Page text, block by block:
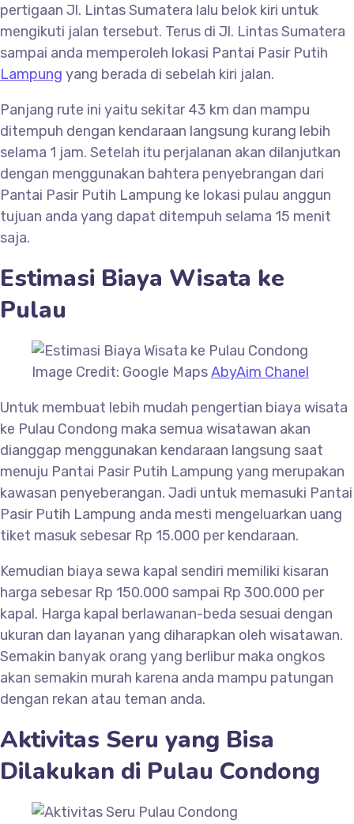
pertigaan Jl. Lintas Sumatera lalu belok kiri untuk
mengikuti jalan tersebut. Terus di Jl. Lintas Sumatera
sampai anda memperoleh lokasi Pantai Pasir Putih
Lampung yang berada di sebelah kiri jalan.
Panjang rute ini yaitu sekitar 43 km dan mampu
ditempuh dengan kendaraan langsung kurang lebih
selama 1 jam. Setelah itu perjalanan akan dilanjutkan
dengan menggunakan bahtera penyebrangan dari
Pantai Pasir Putih Lampung ke lokasi pulau anggun
tujuan anda yang dapat ditempuh selama 15 menit
saja.
Estimasi Biaya Wisata ke
Pulau
Image Credit: Google MapsAbyAim Chanel
Untuk membuat lebih mudah pengertian biaya wisata
ke Pulau Condong maka semua wisatawan akan
dianggap menggunakan kendaraan langsung saat
menuju Pantai Pasir Putih Lampung yang merupakan
kawasan penyeberangan. Jadi untuk memasuki Pantai
Pasir Putih Lampung anda mesti mengeluarkan uang
tiket masuk sebesar Rp 15.000 per kendaraan.
Kemudian biaya sewa kapal sendiri memiliki kisaran
harga sebesar Rp 150.000 sampai Rp 300.000 per
kapal. Harga kapal berlawanan-beda sesuai dengan
ukuran dan layanan yang diharapkan oleh wisatawan.
Semakin banyak orang yang berlibur maka ongkos
akan semakin murah karena anda mampu patungan
dengan rekan atau teman anda.
Aktivitas Seru yang Bisa
Dilakukan di Pulau Condong